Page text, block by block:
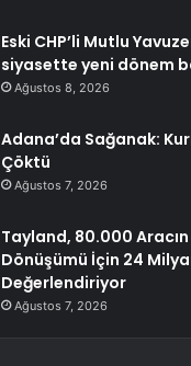
Eski CHP’li Mutlu
siyasette yeni dönem
Ağustos 8, 2026
Adana’da Sağanak:
Çöktü
Ağustos 7, 2026
Tayland, 80.000
Dönüşümü İçin 24
Değerlendiriyor
Ağustos 7, 2026